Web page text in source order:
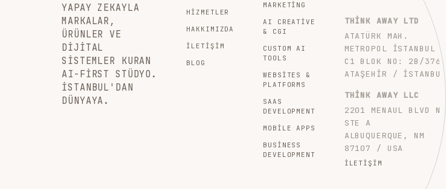
YAPAY ZEKAYLA
MARKALAR,
ÜRÜNLER VE
DIJITAL
SISTEMLER KURAN
AI-FIRST STÜDYO.
İSTANBUL'DAN
DÜNYAYA.
HIZMETLER
HAKKIMIZDA
İLETIŞIM
BLOG
MARKETING
AI CREATIVE
& CGI
CUSTOM AI
TOOLS
WEBSITES &
PLATFORMS
SAAS
DEVELOPMENT
MOBILE APPS
BUSINESS
DEVELOPMENT
THINK AWAY LTD
ATATÜRK MAH.
METROPOL İSTANBUL
C1 BLOK NO: 2B/376
ATAŞEHIR / İSTANBUL
THINK AWAY LLC
2201 MENAUL BLVD NE
STE A
ALBUQUERQUE, NM
87107 / USA
İLETIŞIM